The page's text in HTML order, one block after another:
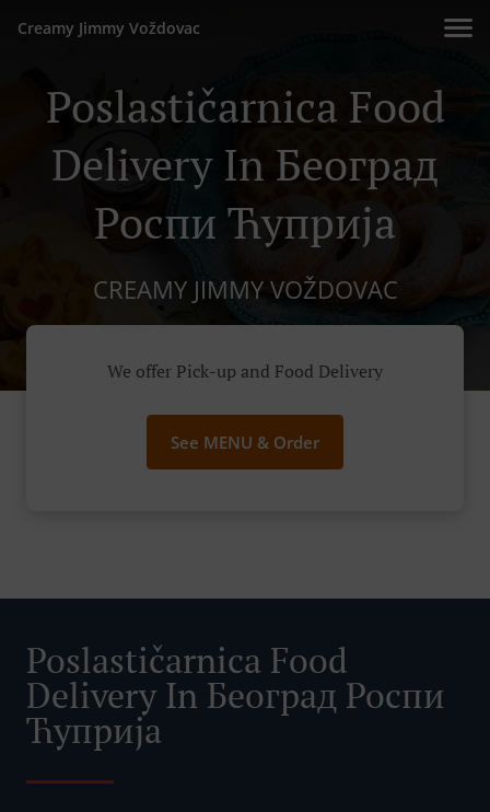
Creamy Jimmy Voždovac
Poslastičarnica Food
Delivery In Београд
Роспи Ћуприја
CREAMY JIMMY VOŽDOVAC
We offer Pick-up and Food Delivery
See MENU & Order
Poslastičarnica Food
Delivery In Београд Роспи
Ћуприја